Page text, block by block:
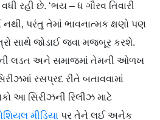
રહી છે. ‘ભય – ધ ગૌરવ તિવારી
નથી, પરંતુ તેમાં ભાવનાત્મક ક્ષણો પણ
સાથે જોડાઈ જવા મજબૂર કરશે.
લડત અને સમાજમાં તેમની ઓળખ
રસપ્રદ રીતે બતાવવામાં
આ સિરીઝની રિલીઝ માટે
મીડિયા પર તેને લઈ અનેક